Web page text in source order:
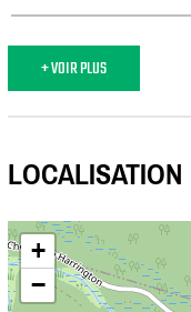
+ VOIR PLUS
LOCALISATION
+
−